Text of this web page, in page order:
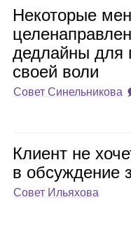
Неко­то­рые
дед­лайны для
своей воли
Совет Синельникова
Кли­ент не
в обсуж­де­ние
Совет Ильяхова